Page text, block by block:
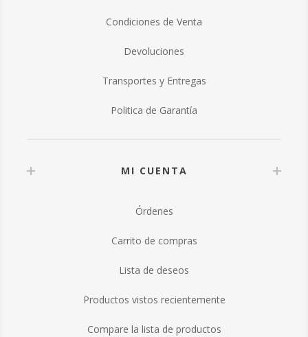
Condiciones de Venta
Devoluciones
Transportes y Entregas
Politica de Garantía
MI CUENTA
Órdenes
Carrito de compras
Lista de deseos
Productos vistos recientemente
Compare la lista de productos